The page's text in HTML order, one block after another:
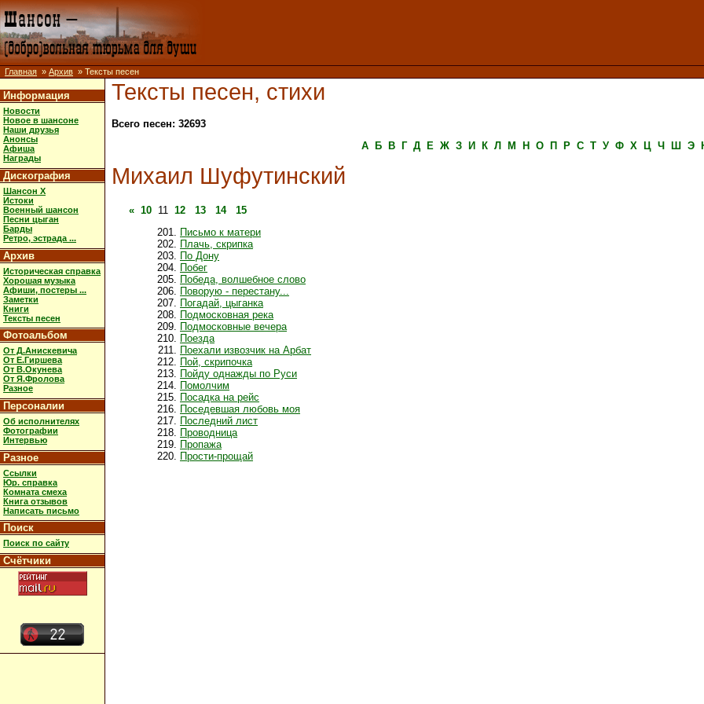
Главная » Архив » Тексты песен
Информация
Новости
Новое в шансоне
Наши друзья
Анонсы
Афиша
Награды
Дискография
Шансон X
Истоки
Военный шансон
Песни цыган
Барды
Ретро, эстрада ...
Архив
Историческая справка
Хорошая музыка
Афиши, постеры ...
Заметки
Книги
Тексты песен
Фотоальбом
От Д.Анискевича
От Е.Гиршева
От В.Окунева
От Я.Фролова
Разное
Персоналии
Об исполнителях
Фотографии
Интервью
Разное
Ссылки
Юр. справка
Комната смеха
Книга отзывов
Написать письмо
Поиск
Поиск по сайту
Счётчики
Тексты песен, стихи
Всего песен: 32693
А
Б В Г Д Е Ж З И К Л М Н О П Р С Т У Ф Х Ц Ч Ш Э
Михаил Шуфутинский
« 10 11 12 13 14
15
Письмо к матери
Плачь, скрипка
По Дону
Побег
Победа, волшебное слово
Поворую - перестану...
Погадай, цыганка
Подмосковная река
Подмосковные вечера
Поезда
Поехали извозчик на Арбат
Пой, скрипочка
Пойду однажды по Руси
Помолчим
Посадка на рейс
Поседевшая любовь моя
Последний лист
Проводница
Пропажа
Прости-прощай